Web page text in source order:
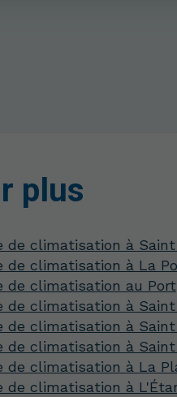
plus
de climatisation à
de climatisation à La
de climatisation au Port
de climatisation à
de climatisation à
de climatisation à
de climatisation à La
de climatisation à